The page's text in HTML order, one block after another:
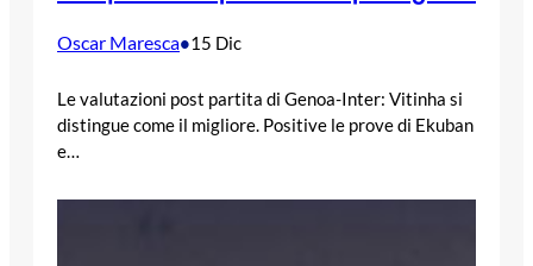
Oscar Maresca•15 Dic
Le valutazioni post partita di Genoa-Inter: Vitinha si
distingue come il migliore. Positive le prove di Ekuban
e…